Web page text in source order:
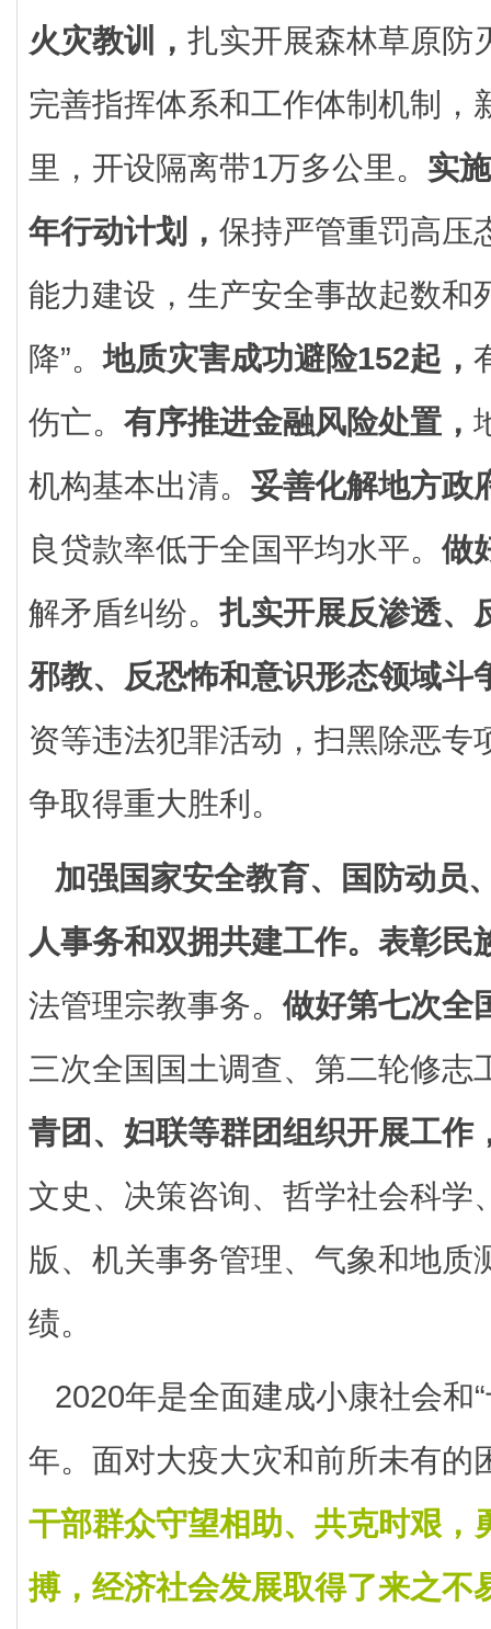
火灾教训， 扎实开展森林草原防
完善指挥体系和工作体制机制，
里，开设隔离带1万多公里。 实
年行动计划， 保持严管重罚高压
能力建设，生产安全事故起数和
降”。地质灾害成功避险152起，
伤亡。 有序推进金融风险处置，
机构基本出清。 妥善化解地方政
良贷款率低于全国平均水平。做
解矛盾纠纷。 扎实开展反渗透、
邪教、反恐怖和意识形态领域斗
资等违法犯罪活动，扫黑除恶专
争取得重大胜利。
加强国家安全教育、国防动员
人事务和双拥共建工作。 表彰民
法管理宗教事务。做好第七次全
三次全国国土调查、第二轮修志
青团、妇联等群团组织开展工作
文史、决策咨询、哲学社会科学
版、机关事务管理、气象和地质
绩。
2020年是全面建成小康社会和
年。面对大疫大灾和前所未有的
干部群众守望相助、共克时艰，
搏，经济社会发展取得了来之不